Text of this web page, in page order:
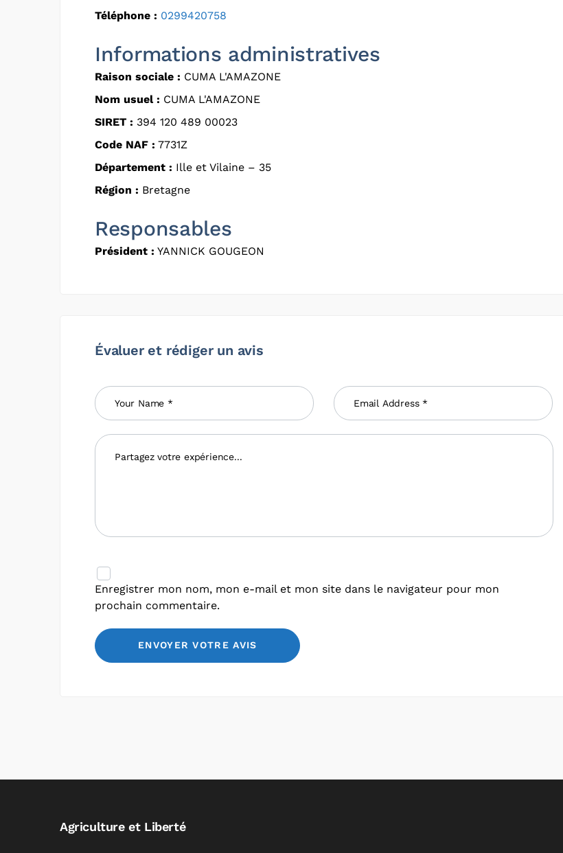
Téléphone : 0299420758
Informations administratives
Raison sociale : CUMA L'AMAZONE
Nom usuel : CUMA L'AMAZONE
SIRET : 394 120 489 00023
Code NAF : 7731Z
Département : Ille et Vilaine – 35
Région : Bretagne
Responsables
Président : YANNICK GOUGEON
Évaluer et rédiger un avis
Enregistrer mon nom, mon e-mail et mon site dans le navigateur pour mon
prochain commentaire.
Agriculture et Liberté